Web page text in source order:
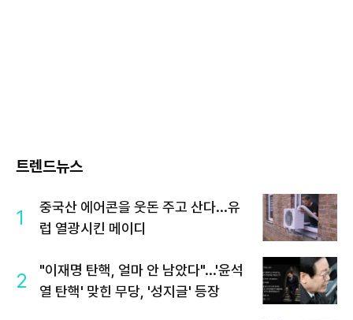
트렌드뉴스
1
중국산 에어콘을 웃돈 주고 산다...유
럽 열광시킨 메이디
2
"이재명 탄핵, 얼마 안 남았다"...'윤석
열 탄핵' 맞힌 무당, '성지글' 등장